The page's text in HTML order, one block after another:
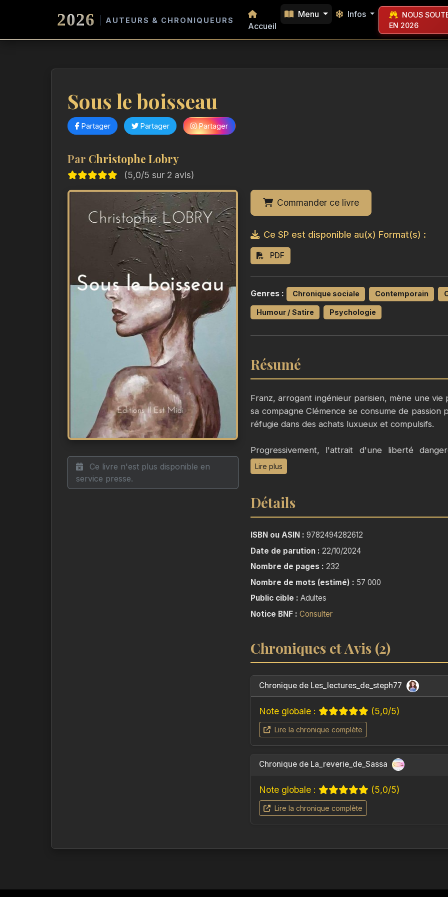
2026 AUTEURS & CHRONIQUEURS
Accueil
Menu Infos
NOUS
EN 2026
Sous le boisseau
Partager Partager Partager
Par Christophe Lobry
(5,0/5 sur 2 avis)
Ce livre n'est plus disponible en
service presse.
Commander ce livre
Ce SP est disponible au(x) Format(s) :
PDF
Genres : Chronique sociale Contemporain
Humour / Satire Psychologie
Résumé
Franz, arrogant ingénieur parisien, mène une vie
sa compagne Clémence se consume de
réfugie dans des achats luxueux et compulsifs.
Progressivement, l'attrait d'une liberté
tentations inconnues, initiée par Madeleine,
mode de vie dissolu.
Fasciné par Sasha, mystérieuse créature
Franz sombre dans les obsessions et les
de sens, jusqu'à une vérité insoutenable.
Lire plus
Détails
ISBN ou ASIN : 9782494282612
Date de parution : 22/10/2024
Nombre de pages : 232
Nombre de mots (estimé) : 57 000
Public cible : Adultes
Notice BNF : Consulter
Chroniques et Avis (2)
Chronique de Les_lectures_de_steph77
Note globale : (5,0/5)
Lire la chronique complète
Chronique de La_reverie_de_Sassa
Note globale : (5,0/5)
Lire la chronique complète